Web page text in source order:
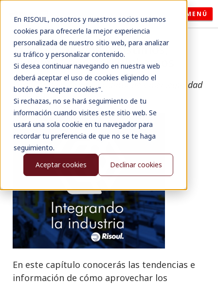
En RISOUL, nosotros y nuestros socios usamos
cookies para ofrecerle la mejor experiencia
personalizada de nuestro sitio web, para analizar
su tráfico y personalizar contenido.
Si desea continuar navegando en nuestra web
deberá aceptar el uso de cookies eligiendo el
botón de "Aceptar cookies".
Si rechazas, no se hará seguimiento de tu
información cuando visites este sitio web. Se
usará una sola cookie en tu navegador para
recordar tu preferencia de que no se te haga
seguimiento.
Aceptar cookies
Declinar cookies
MENÚ
TI y TO: Unidos resistimos;
divididos nos derrumbamos
Por: José Juan Ortiz, Consultor de Ciberseguridad
en Risoul
En este capítulo conocerás las tendencias e
información de cómo aprovechar los